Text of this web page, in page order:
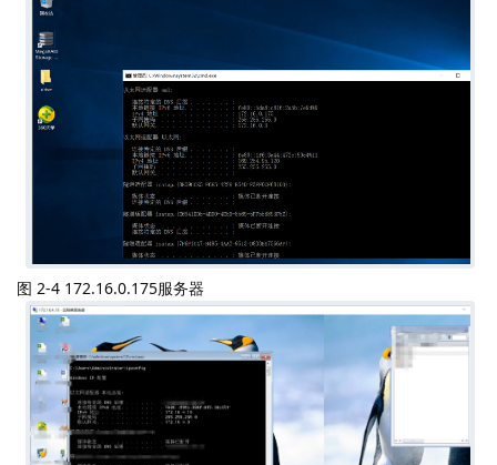
图 2-4 172.16.0.175服务器